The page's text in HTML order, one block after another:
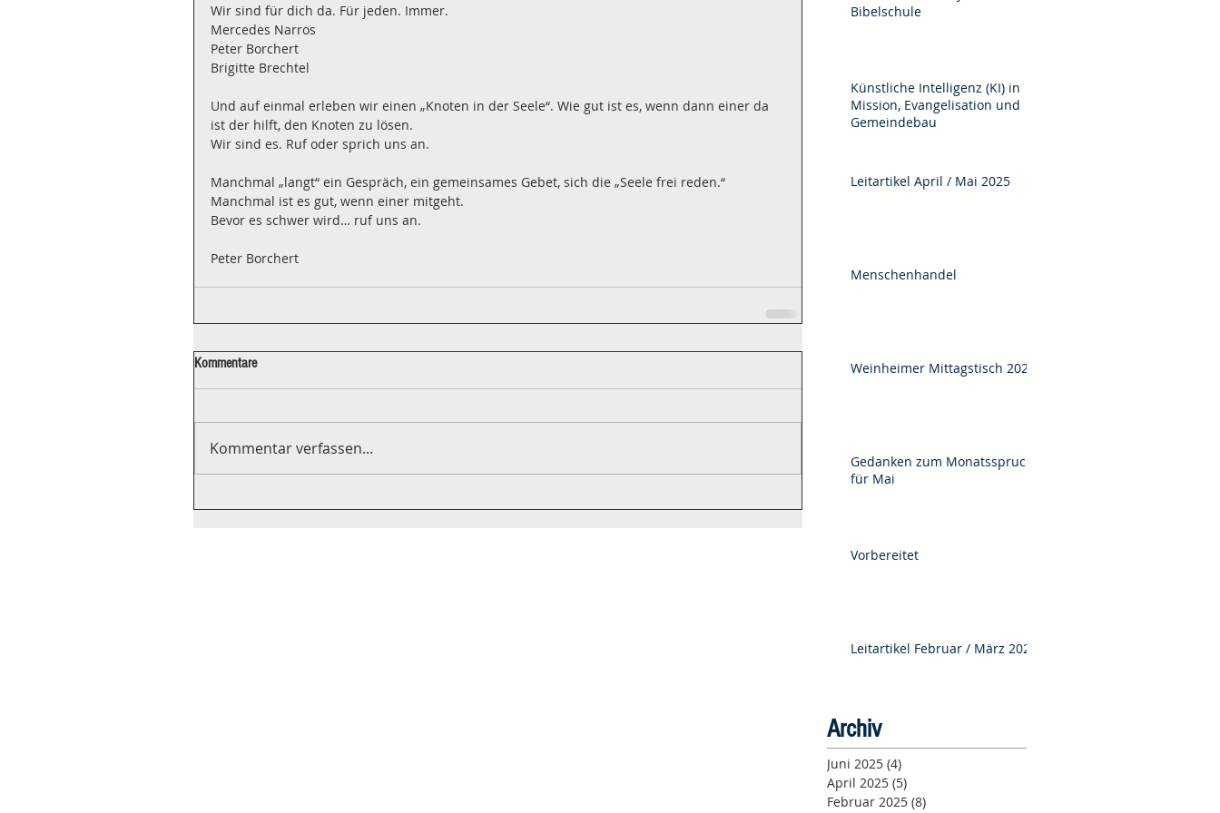
Wir sind für dich da. Für jeden. Immer.
Und auf einmal erleben wir einen „Knoten in der Seele“. Wie gut ist es, wenn dann einer da
ist der hilft, den Knoten zu lösen.
Wir sind es. Ruf oder sprich uns an.
Manchmal „langt“ ein Gespräch, ein gemeinsames Gebet, sich die „Seele frei reden.“
Manchmal ist es gut, wenn einer mitgeht.
Bevor es schwer wird… ruf uns an.
Peter Borchert
Kommentare
Kommentar verfassen...
Bibelschule
Künstliche Intelligenz (KI) in
Mission, Evangelisation und
Gemeindebau
Leitartikel April / Mai 2025
Menschenhandel
Weinheimer Mittagstisch 2025
Gedanken zum Monatsspruch
für Mai
Vorbereitet
Leitartikel Februar / März 2025
Archiv
Juni 2025 (4)
April 2025 (5)
Februar 2025 (8)